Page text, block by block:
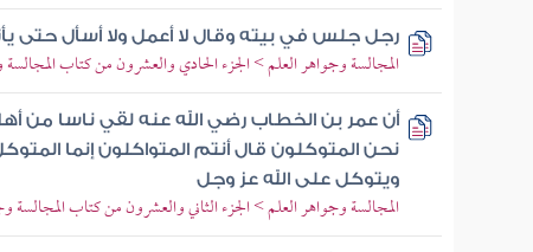
رجل جلس في بيته وقال لا أعمل ولا أسأل حتى
المجالسة وجواهر العلم > الجزء الحادي والعشرون من كتاب
أن عمر بن الخطاب رضي الله عنه لقي ناسا من
نحن المتوكلون قال أنتم المتواكلون إنما
ويتوكل على الله عز وجل
المجالسة وجواهر العلم > الجزء الثاني والعشرون من كتاب المجالسة